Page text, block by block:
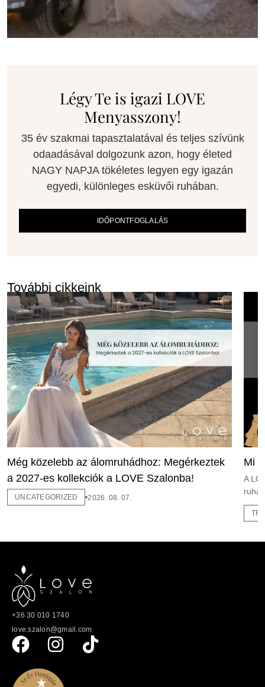
Légy Te is igazi LOVE
Menyasszony!
35 év szakmai tapasztalatával és teljes szívünk
odaadásával dolgozunk azon, hogy életed
NAGY NAPJA tökéletes legyen egy igazán
egyedi, különleges esküvői ruhában.
IDŐPONTFOGLALÁS
További cikkeink
Még közelebb az álomruhádhoz: Megérkeztek
a 2027-es kollekciók a LOVE Szalonba!
UNCATEGORIZED 2026. 08. 07.
Mi
A
+36 30 010 1740
love.szalon@gmail.com